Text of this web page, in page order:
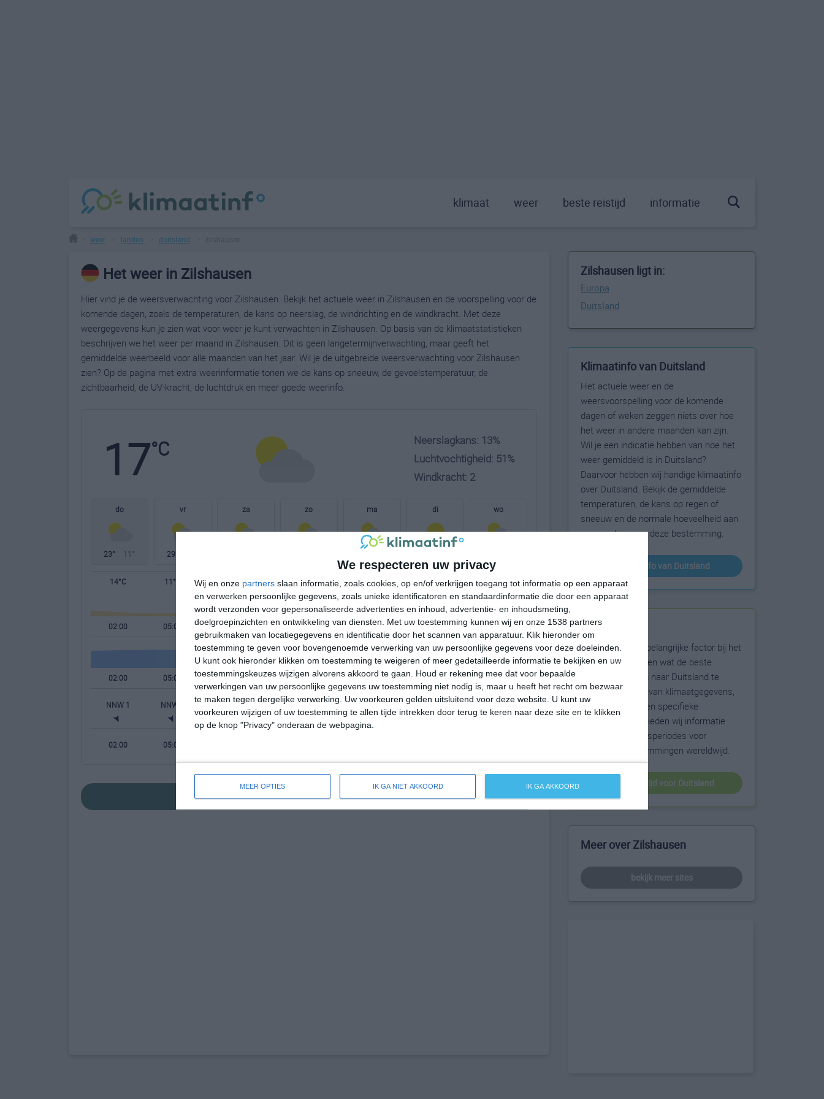
We respecteren uw privacy
Wij en onze partners slaan informatie, zoals cookies, op en/of verkrijgen toegang tot informatie op een apparaat
en verwerken persoonlijke gegevens, zoals unieke identificatoren en standaardinformatie die door een apparaat
wordt verzonden voor gepersonaliseerde advertenties en inhoud, advertentie- en inhoudsmeting,
doelgroepinzichten en ontwikkeling van diensten.
Met uw toestemming kunnen wij en onze 1538 partners
gebruikmaken van locatiegegevens en identificatie door het scannen van apparatuur. Klik hieronder om
toestemming te geven voor bovengenoemde verwerking van uw persoonlijke gegevens voor deze doeleinden.
U kunt ook hieronder klikken om toestemming te weigeren of meer gedetailleerde informatie te bekijken en uw
toestemmingskeuzes wijzigen alvorens akkoord te gaan.
Houd er rekening mee dat voor bepaalde
verwerkingen van uw persoonlijke gegevens uw toestemming niet nodig is, maar u heeft het recht om bezwaar
te maken tegen dergelijke verwerking. Uw voorkeuren gelden uitsluitend voor deze website. U kunt uw
voorkeuren wijzigen of uw toestemming te allen tijde intrekken door terug te keren naar deze site en te klikken
op de knop "Privacy" onderaan de webpagina.
MEER OPTIES IK GA NIET AKKOORD IK GA AKKOORD
klimaat weer beste reistijd informatie
weer landen duitsland
Het weer in Zilshausen
Hier vind je de weersverwachting voor Zilshausen. Bekijk het actuele weer in Zilshausen en de voorspelling voor de
komende dagen, zoals de temperaturen, de kans op neerslag, de windrichting en de windkracht. Met deze
weergegevens kun je zien wat voor weer je kunt verwachten in Zilshausen. Op basis van de klimaatstatistieken
beschrijven we het weer per maand in Zilshausen. Dit is geen langetermijnverwachting, maar geeft het
gemiddelde weerbeeld voor alle maanden van het jaar. Wil je de uitgebreide weersverwachting voor Zilshausen
zien? Op de pagina met extra weerinformatie tonen we de kans op sneeuw, de gevoelstemperatuur, de
zichtbaarheid, de UV-kracht, de luchtdruk en meer goede weerinfo.
17°C
Neerslagkans: 13%
Luchtvochtigheid: 51%
Windkracht: 2
do
23° 11°
vr
29°
za zo ma di wo
14°C 11°C 13°C 19°C 23°C 23°C 20°C 15°C
02:00 05:00 08:00 11:00 14:00 17:00 20:00 23:00
02:00 05:00 08:00 11:00 14:00 17:00 20:00 23:00
NNW 1 NNW 1 OZO 1 N 2 NNW 2 NNW 2 N 2 NNO 1
02:00 05:00
bekijk de uitgebreide weersverwachting voor Zilshausen
Zilshausen ligt in:
Europa
Duitsland
Klimaatinfo van Duitsland
Het actuele weer en de
weersvoorspelling voor de komende
dagen of weken zeggen niets over hoe
het weer in andere maanden kan zijn.
Wil je een indicatie hebben van hoe het
weer gemiddeld is in Duitsland?
Daarvoor hebben wij handige klimaatinfo
over Duitsland. Bekijk de gemiddelde
temperaturen, de kans op regen of
sneeuw en de normale hoeveelheid aan
zonneschijn voor deze bestemming.
klimaatinfo van Duitsland
Beste reistijd
Het weer is een belangrijke factor bij het
reizen. Wil je weten wat de beste
maanden zijn om naar Duitsland te
reizen? Op basis van klimaatgegevens,
weersextremen en specifieke
weerinformatie bieden wij informatie
over de beste reisperiodes voor
duizenden bestemmingen wereldwijd.
beste reistijd voor Duitsland
Meer over Zilshausen
bekijk meer sites